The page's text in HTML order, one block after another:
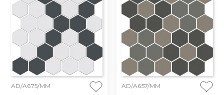
AD/A675/MM AD/A657/MM